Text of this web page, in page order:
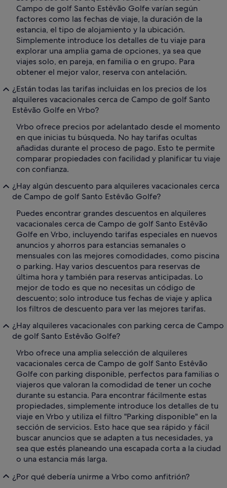
Campo de golf Santo Estêvão Golfe varían según
factores como las fechas de viaje, la duración de la
estancia, el tipo de alojamiento y la ubicación.
Simplemente introduce los detalles de tu viaje para
explorar una amplia gama de opciones, ya sea que
viajes solo, en pareja, en familia o en grupo. Para
obtener el mejor valor, reserva con antelación.
¿Están todas las tarifas incluidas en los precios de los
alquileres vacacionales cerca de Campo de golf Santo
Estêvão Golfe en Vrbo?
Vrbo ofrece precios por adelantado desde el momento
en que inicias tu búsqueda. No hay tarifas ocultas
añadidas durante el proceso de pago. Esto te permite
comparar propiedades con facilidad y planificar tu viaje
con confianza.
¿Hay algún descuento para alquileres vacacionales cerca
de Campo de golf Santo Estêvão Golfe?
Puedes encontrar grandes descuentos en alquileres
vacacionales cerca de Campo de golf Santo Estêvão
Golfe en Vrbo, incluyendo tarifas especiales en nuevos
anuncios y ahorros para estancias semanales o
mensuales con las mejores comodidades, como piscina
o parking. Hay varios descuentos para reservas de
última hora y también para reservas anticipadas. Lo
mejor de todo es que no necesitas un código de
descuento; solo introduce tus fechas de viaje y aplica
los filtros de descuento para ver las mejores tarifas.
¿Hay alquileres vacacionales con parking cerca de Campo
de golf Santo Estêvão Golfe?
Vrbo ofrece una amplia selección de alquileres
vacacionales cerca de Campo de golf Santo Estêvão
Golfe con parking disponible, perfectos para familias o
viajeros que valoran la comodidad de tener un coche
durante su estancia. Para encontrar fácilmente estas
propiedades, simplemente introduce los detalles de tu
viaje en Vrbo y utiliza el filtro "Parking disponible" en la
sección de servicios. Esto hace que sea rápido y fácil
buscar anuncios que se adapten a tus necesidades, ya
sea que estés planeando una escapada corta a la ciudad
o una estancia más larga.
¿Por qué debería unirme a Vrbo como anfitrión?